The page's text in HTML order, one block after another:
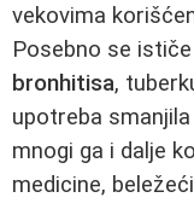
vekovima
Posebno se
bronhitisa,
upotreba
mnogi ga i dalje
medicine,